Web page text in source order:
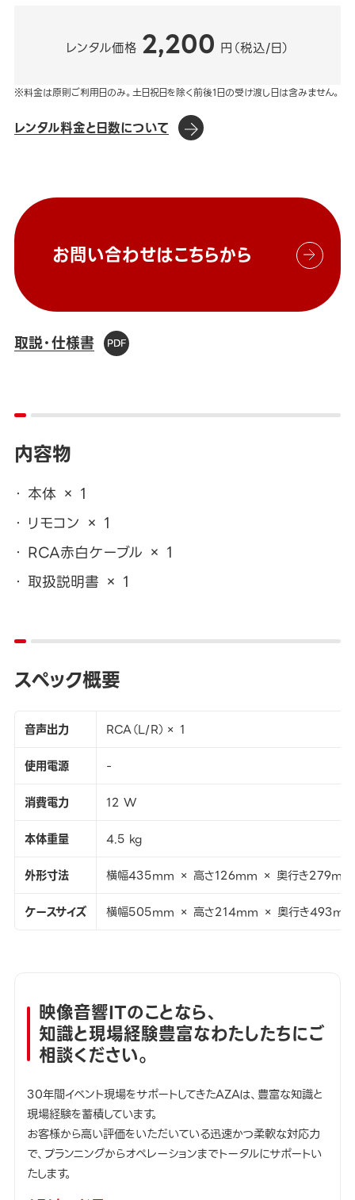
レンタル価格 2,200 円（税込/日）
※料金は原則ご利用日のみ。土日祝日を除く前後1日の受け渡し日は含みません。
レンタル料金と日数について
お問い合わせはこちらから
取説・仕様書
内容物
本体 × 1
リモコン × 1
RCA赤白ケーブル × 1
取扱説明書 × 1
スペック概要
音声出力
RCA（L/R）× 1
使用電源
-
消費電力
12 W
本体重量
4.5 kg
外形寸法
横幅435mm × 高さ126mm × 奥行き279mm
ケースサイズ
横幅505mm × 高さ214mm × 奥行き493mm
映像音響ITのことなら、
知識と現場経験豊富なわたしたちにご
相談ください。
30年間イベント現場をサポートしてきたAZAは、豊富な知識と
現場経験を蓄積しています。
お客様から高い評価をいただいている迅速かつ柔軟な対応力
で、プランニングからオペレーションまでトータルにサポートい
たします。